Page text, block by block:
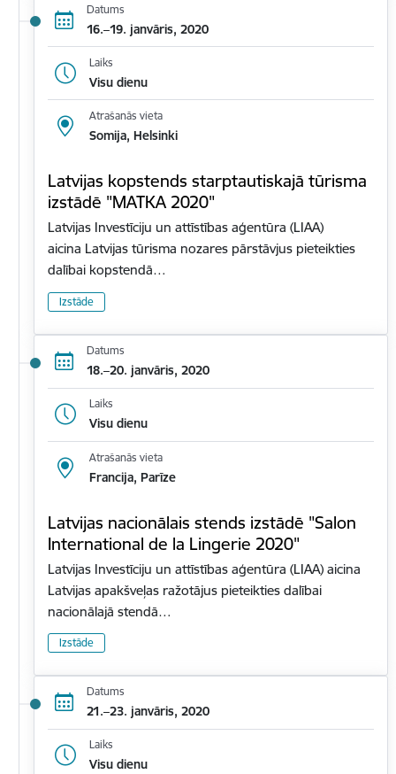
Datums
16.–19. janvāris, 2020
Laiks
Visu dienu
Atrašanās vieta
Somija, Helsinki
Latvijas kopstends starptautiskajā tūrisma
izstādē "MATKA 2020"
Latvijas Investīciju un attīstības aģentūra (LIAA)
aicina Latvijas tūrisma nozares pārstāvjus pieteikties
dalībai kopstendā…
Izstāde
Datums
18.–20. janvāris, 2020
Laiks
Visu dienu
Atrašanās vieta
Francija, Parīze
Latvijas nacionālais stends izstādē "Salon
International de la Lingerie 2020"
Latvijas Investīciju un attīstības aģentūra (LIAA) aicina
Latvijas apakšveļas ražotājus pieteikties dalībai
nacionālajā stendā…
Izstāde
Datums
21.–23. janvāris, 2020
Laiks
Visu dienu